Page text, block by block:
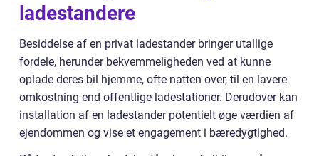
ladestandere
Besiddelse af en privat ladestander bringer utallige
fordele, herunder bekvemmeligheden ved at kunne
oplade deres bil hjemme, ofte natten over, til en lavere
omkostning end offentlige ladestationer. Derudover kan
installation af en ladestander potentielt øge værdien af
ejendommen og vise et engagement i bæredygtighed.